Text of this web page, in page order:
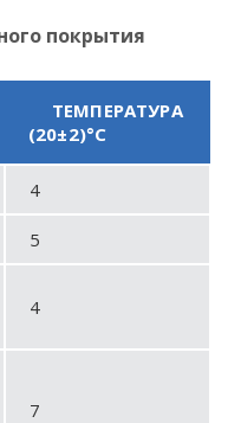
покрытия
ТЕМПЕРАТУРА
(20±2)°С
4
5
4
7